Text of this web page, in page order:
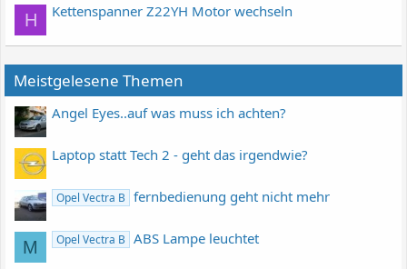
H Kettenspanner Z22YH Motor wechseln
Meistgelesene Themen
Angel Eyes..auf was muss ich achten?
Laptop statt Tech 2 - geht das irgendwie?
Opel Vectra B fernbedienung geht nicht mehr
M Opel Vectra B ABS Lampe leuchtet